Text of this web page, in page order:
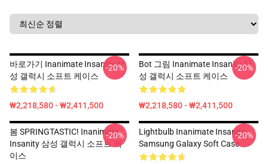
바로가기 Inanimate Insanity 삼
성 갤럭시 소프트 케이스
₩2,218,580 - ₩2,411,500
-20%
Bot 그림 Inanimate Insanity 삼
성 갤럭시 소프트 케이스
₩2,218,580 - ₩2,411,500
-20%
봄 SPRINGTASTIC! Inanimate
Insanity 삼성 갤럭시 소프트 케
이스
-20%
Lightbulb Inanimate Insanity
Samsung Galaxy Soft Case
-20%